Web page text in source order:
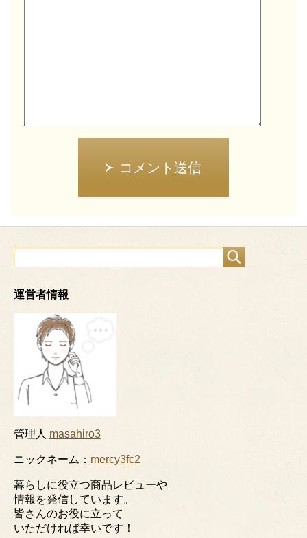
コメント送信
運営者情報
管理人 masahiro3
ニックネーム： mercy3fc2
暮らしに役立つ商品レビューや
情報を発信しています。
皆さんのお役に立って
いただければ幸いです！